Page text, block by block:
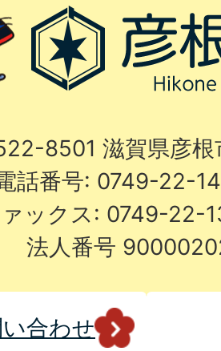
8501 滋賀県彦
話番号: 0749-22-
ックス: 0749-22-
法人番号
合わせ